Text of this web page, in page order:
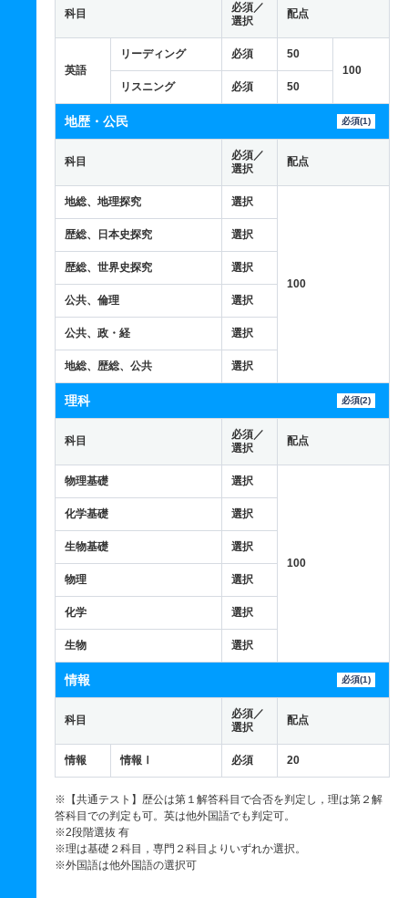
科目
必須／
選択
配点
英語
リーディング 必須
50
100
リスニング
必須 50
地歴・公民 必須(1)
科目
必須／
選択
配点
地総、地理探究 選択
100
歴総、日本史探究 選択
歴総、世界史探究 選択
公共、倫理 選択
公共、政・経 選択
地総、歴総、公共 選択
理科 必須(2)
科目
必須／
選択
配点
物理基礎 選択
100
化学基礎 選択
生物基礎 選択
物理 選択
化学 選択
生物 選択
情報 必須(1)
科目
必須／
選択
配点
情報 情報Ⅰ 必須 20
※【共通テスト】歴公は第１解答科目で合否を判定し，理は第２解
答科目での判定も可。英は他外国語でも判定可。
※2段階選抜 有
※理は基礎２科目，専門２科目よりいずれか選択。
※外国語は他外国語の選択可